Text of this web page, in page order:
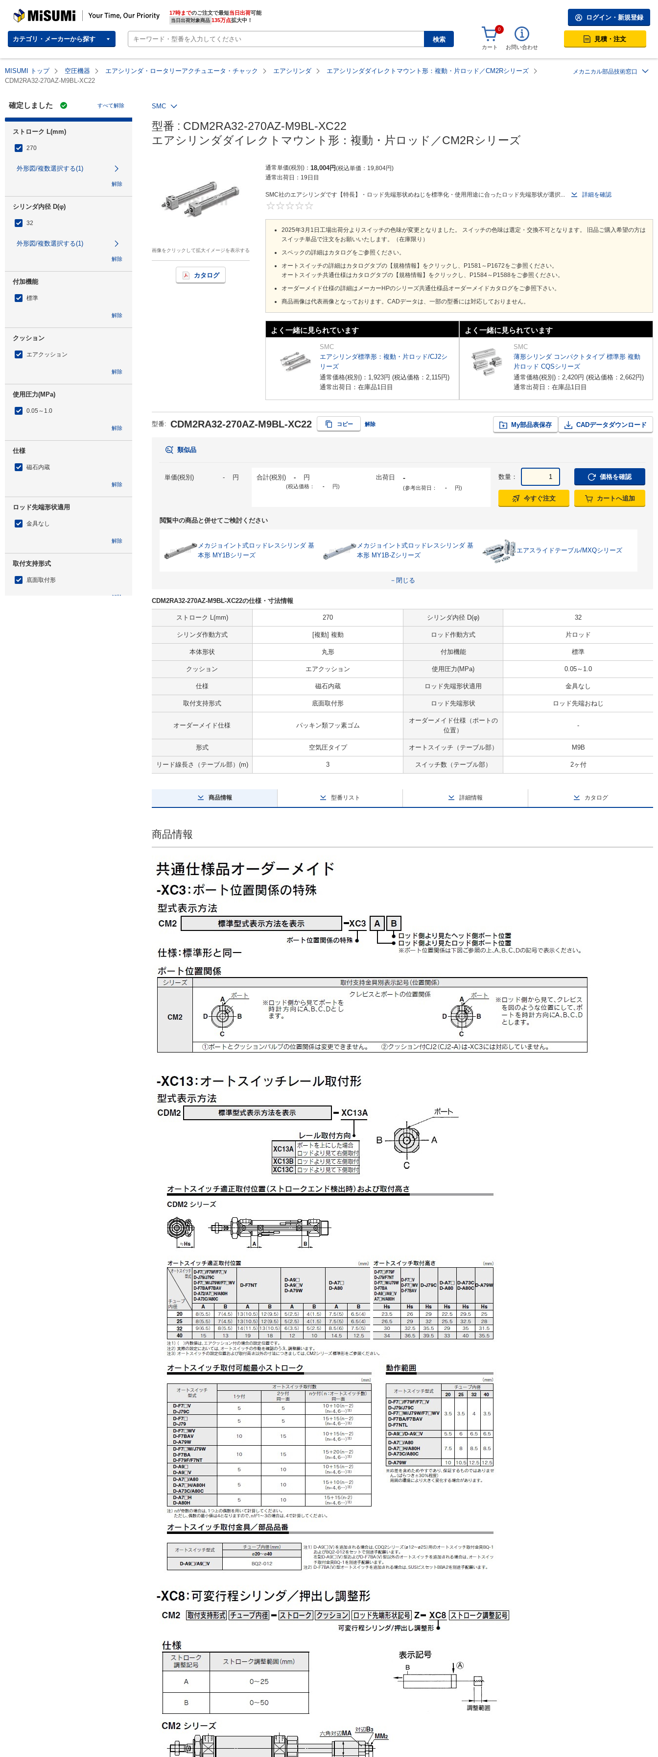
MISUMI | Your Time, Our Priority 17時までのご注文で最短当日出荷
当日出荷対象商品 135万点拡大中！
カテゴリ・メーカーから探す 検索
ログイン・新規登録
0
カート お問い合わせ
見積・注文
MISUMI トップ 空圧機器 エアシリンダ・ロータリーアクチュエータ・チャック エアシリンダ
エアシリンダダイレクトマウント形：複動・片ロッド／CM2Rシリーズ
CDM2RA32-270AZ-M9BL-XC22
メカニカル部品技術窓口
確定しました すべて解除
ストローク L(mm)
270
外形図/複数選択する(1)
解除
シリンダ内径 D(φ)
32
外形図/複数選択する(1)
解除
付加機能
標準
解除
クッション
エアクッション
解除
使用圧力(MPa)
0.05～1.0
解除
仕様
磁石内蔵
解除
ロッド先端形状適用
金具なし
解除
取付支持形式
底面取付形
解除
SMC
型番 : CDM2RA32-270AZ-M9BL-XC22
エアシリンダダイレクトマウント形：複動・片ロッド／CM2Rシリーズ
画像をクリックして拡大イメージを表示する
カタログ
通常単価(税別) 18,004円 税込単価 19,804円
通常出荷日： 19日目
SMC社のエアシリンダです【特長】・ロッド先端形状めねじを標準化・使用用途に合ったロッド先端形状が選択...
詳細を確認
2025年3月1日工場出荷分よりスイッチの色味が変更となりました。 スイッチの色味は選定・交換不可となります。 旧品ご購入希望の方は
スイッチ単品で注文をお願いいたします。（在庫限り）
スペックの詳細はカタログをご参照ください。
オートスイッチの詳細はカタログタブの【規格情報】をクリックし、P1581～P1672をご参照ください。
オートスイッチ共通仕様はカタログタブの【規格情報】をクリックし、P1584～P1588をご参照ください。
オーダーメイド仕様の詳細はメーカーHPのシリーズ共通仕様品オーダーメイドカタログをご参照下さい。
商品画像は代表画像となっております。CADデータは、一部の型番には対応しておりません。
よく一緒に見られています
SMC
エアシリンダ標準形：複動・片ロッド/CJ2シ
リーズ
通常価格(税別)： 1,923円 (税込価格： 2,115円)
通常出荷日：在庫品1日目
よく一緒に見られています
SMC
薄形シリンダ コンパクトタイプ 標準形 複動
片ロッド CQSシリーズ
通常価格(税別)： 2,420円 (税込価格： 2,662円)
通常出荷日：在庫品1日目
型番: CDM2RA32-270AZ-M9BL-XC22 コピー 解除 My部品表保存 CADデータダウンロード
類似品
単価(税別) - 円 合計(税別) - 円
(税込価格： - 円)
出荷日 -
(参考出荷日： - 円)
数量： 価格を確認
今すぐ注文 カートへ追加
閲覧中の商品と併せてご検討ください
メカジョイント式ロッドレスシリンダ 基
本形 MY1Bシリーズ
メカジョイント式ロッドレスシリンダ 基
本形 MY1B-Zシリーズ
エアスライドテーブル/MXQシリーズ
－閉じる
CDM2RA32-270AZ-M9BL-XC22の仕様・寸法情報
ストローク L(mm) 270 シリンダ内径 D(φ) 32
シリンダ作動方式 [複動] 複動 ロッド作動方式 片ロッド
本体形状 丸形 付加機能 標準
クッション エアクッション 使用圧力(MPa) 0.05～1.0
仕様 磁石内蔵 ロッド先端形状適用 金具なし
取付支持形式 底面取付形 ロッド先端形状 ロッド先端おねじ
オーダーメイド仕様 パッキン類フッ素ゴム
オーダーメイド仕様（ポートの
位置）
-
形式 空気圧タイプ オートスイッチ（テーブル部） M9B
リード線長さ（テーブル部）(m) 3 スイッチ数（テーブル部） 2ヶ付
商品情報 型番リスト 詳細情報 カタログ
商品情報